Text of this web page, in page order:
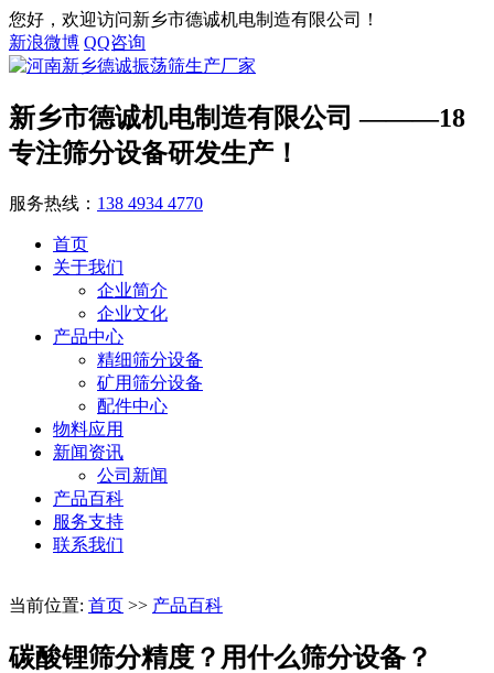
您好，欢迎访问新乡市德诚机电制造有限公司！
新浪微博 QQ咨询
新乡市德诚机电制造有限公司 ———18
专注筛分设备研发生产！
服务热线： 138 4934 4770
首页
关于我们
企业简介
企业文化
产品中心
精细筛分设备
矿用筛分设备
配件中心
物料应用
新闻资讯
公司新闻
产品百科
服务支持
联系我们
当前位置: 首页 >> 产品百科
碳酸锂筛分精度？用什么筛分设备？